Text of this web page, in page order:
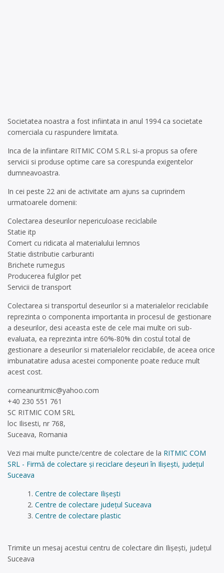
Societatea noastra a fost infiintata in anul 1994 ca societate
comerciala cu raspundere limitata.
Inca de la infiintare RITMIC COM S.R.L si-a propus sa ofere
servicii si produse optime care sa corespunda exigentelor
dumneavoastra.
In cei peste 22 ani de activitate am ajuns sa cuprindem
urmatoarele domenii:
Colectarea deseurilor nepericuloase reciclabile
Statie itp
Comert cu ridicata al materialului lemnos
Statie distributie carburanti
Brichete rumegus
Producerea fulgilor pet
Servicii de transport
Colectarea si transportul deseurilor si a materialelor reciclabile
reprezinta o componenta importanta in procesul de gestionare
a deseurilor, desi aceasta este de cele mai multe ori sub-
evaluata, ea reprezinta intre 60%-80% din costul total de
gestionare a deseurilor si materialelor reciclabile, de aceea orice
imbunatatire adusa acestei componente poate reduce mult
acest cost.
corneanuritmic@yahoo.com
+40 230 551 761
SC RITMIC COM SRL
loc Ilisesti, nr 768,
Suceava, Romania
Vezi mai multe puncte/centre de colectare de la RITMIC COM
SRL - Firmă de colectare și reciclare deșeuri în Ilișești, județul
Suceava
Centre de colectare Ilişeşti
Centre de colectare județul Suceava
Centre de colectare plastic
Trimite un mesaj acestui centru de colectare din Ilişeşti, județul
Suceava